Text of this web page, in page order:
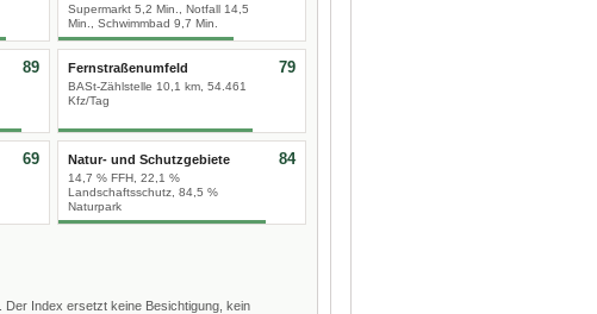
Supermarkt 5,2 Min., Notfall 14,5
Min., Schwimmbad 9,7 Min.
89 Fernstraßenumfeld
BASt-Zählstelle 10,1 km, 54.461
Kfz/Tag
79
69 Natur- und Schutzgebiete
14,7 % FFH, 22,1 %
Landschaftsschutz, 84,5 %
Naturpark
84
. Der Index ersetzt keine Besichtigung, kein